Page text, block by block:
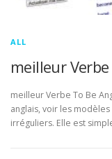
ALL
meilleur
meilleur Verbe To Be
anglais, voir les
irréguliers. Elle est